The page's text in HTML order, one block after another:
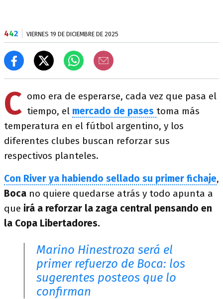
442 VIERNES 19 DE DICIEMBRE DE 2025
C omo era de esperarse, cada vez que pasa el
tiempo, el mercado de pases toma más
temperatura en el fútbol argentino, y los
diferentes clubes buscan reforzar sus
respectivos planteles.
Con River ya habiendo sellado su primer fichaje,
Boca no quiere quedarse atrás y todo apunta a
que irá a reforzar la zaga central pensando en
la Copa Libertadores.
Marino Hinestroza será el
primer refuerzo de Boca: los
sugerentes posteos que lo
confirman